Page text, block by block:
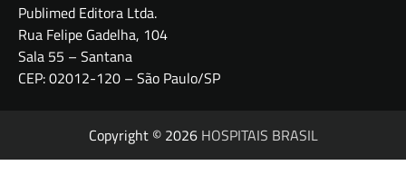
Publimed Editora Ltda.
Rua Felipe Gadelha, 104
Sala 55 – Santana
CEP: 02012-120 – São Paulo/SP
Copyright © 2026 HOSPITAIS BRASIL